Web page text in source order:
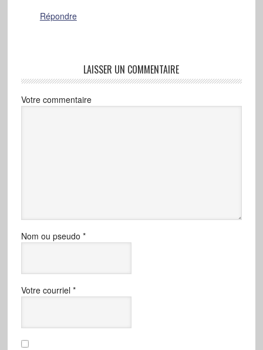
Répondre
LAISSER UN COMMENTAIRE
Votre commentaire
Nom ou pseudo *
Votre courriel *